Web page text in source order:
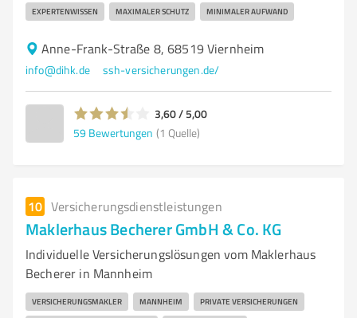
EXPERTENWISSEN MAXIMALER SCHUTZ MINIMALER AUFWAND
Anne-Frank-Straße 8, 68519 Viernheim
info@dihk.de ssh-versicherungen.de/
3,60 / 5,00
59 Bewertungen (1 Quelle)
10 Versicherungsdienstleistungen
Maklerhaus Becherer GmbH & Co. KG
Individuelle Versicherungslösungen vom Maklerhaus
Becherer in Mannheim
VERSICHERUNGSMAKLER MANNHEIM PRIVATE VERSICHERUNGEN